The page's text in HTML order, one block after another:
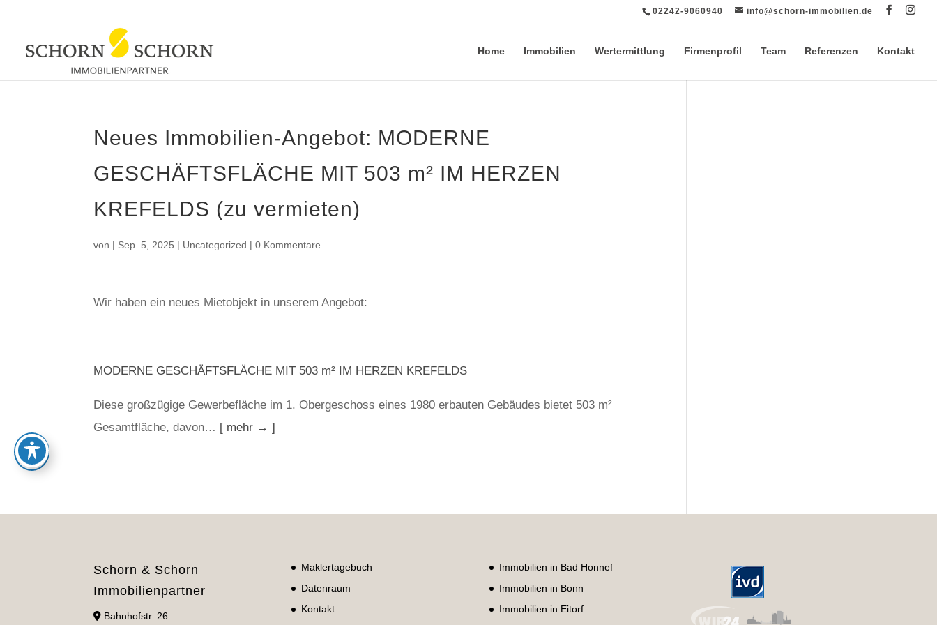
02242-9060940 info@schorn-immobilien.de
Home Immobilien Wertermittlung Firmenprofil Team Referenzen Kontakt
Neues Immobilien-Angebot: MODERNE
GESCHÄFTSFLÄCHE MIT 503 m² IM HERZEN
KREFELDS (zu vermieten)
von | Sep. 5, 2025 | Uncategorized |0 Kommentare
Wir haben ein neues Mietobjekt in unserem Angebot:
MODERNE GESCHÄFTSFLÄCHE MIT 503 m² IM HERZEN KREFELDS
Diese großzügige Gewerbefläche im 1. Obergeschoss eines 1980 erbauten Gebäudes bietet 503 m²
Gesamtfläche, davon… [ mehr → ]
Schorn & Schorn
Immobilienpartner
Bahnhofstr. 26
Maklertagebuch
Datenraum
Kontakt
Immobilien in Bad Honnef
Immobilien in Bonn
Immobilien in Eitorf